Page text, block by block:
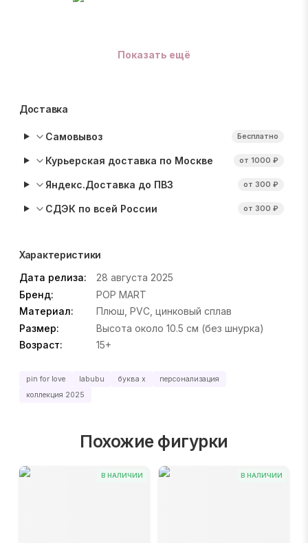
Показать ещё
Доставка
Самовывоз Бесплатно
Курьерская доставка по Москве от 1000 ₽
Яндекс.Доставка до ПВЗ от 300 ₽
СДЭК по всей России от 300 ₽
Характеристики
Дата релиза:
28 августа 2025
Бренд:
POP MART
Материал:
Плюш, PVC, цинковый сплав
Размер:
Высота около 10.5 см (без шнурка)
Возраст:
15+
pin for love labubu буква x
персонализация
коллекция 2025
Похожие фигурки
В НАЛИЧИИ В НАЛИЧИИ